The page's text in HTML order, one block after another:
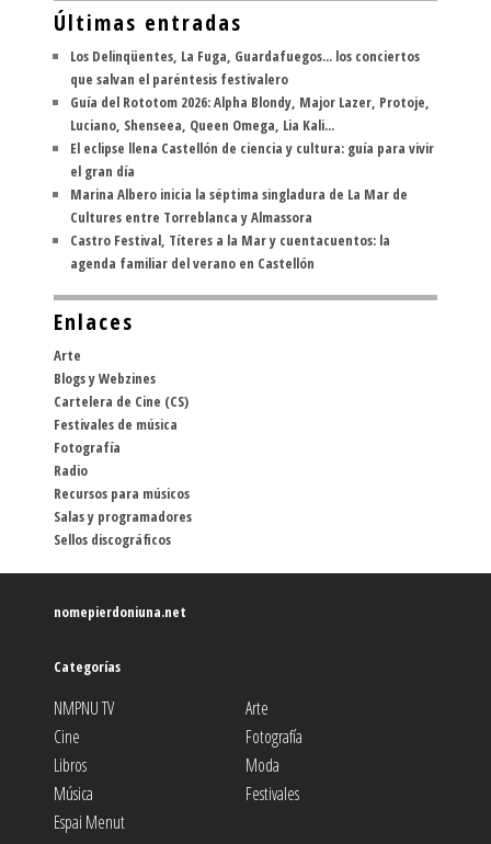
Últimas entradas
Los Delinqüentes, La Fuga, Guardafuegos... los conciertos
que salvan el paréntesis festivalero
Guía del Rototom 2026: Alpha Blondy, Major Lazer, Protoje,
Luciano, Shenseea, Queen Omega, Lia Kali...
El eclipse llena Castellón de ciencia y cultura: guía para vivir
el gran día
Marina Albero inicia la séptima singladura de La Mar de
Cultures entre Torreblanca y Almassora
Castro Festival, Títeres a la Mar y cuentacuentos: la
agenda familiar del verano en Castellón
Enlaces
Arte
Blogs y Webzines
Cartelera de Cine (CS)
Festivales de música
Fotografía
Radio
Recursos para músicos
Salas y programadores
Sellos discográficos
nomepierdoniuna.net
Categorías
NMPNU TV
Arte
Cine
Fotografía
Libros
Moda
Música
Festivales
Espai Menut